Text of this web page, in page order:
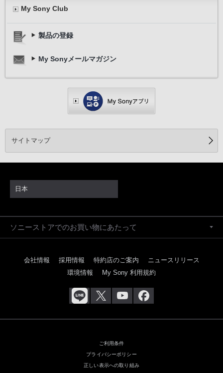
My Sony Club
製品の登録
My Sonyメールマガジン
サイトマップ
日本
ソニーストアでのお買い物にあたって
会社情報 採用情報 特約店のご案内
ニュースリリース
環境情報
My Sony 利用規約
ご利用条件
プライバシーポリシー
正しい表示への取り組み